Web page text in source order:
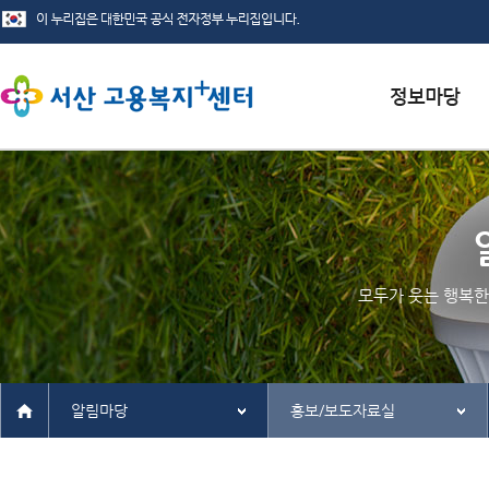
서식자료실
채용정보
인재정보
관련사이트
모두가 웃는 행복
알림마당 홍보/보도자료실